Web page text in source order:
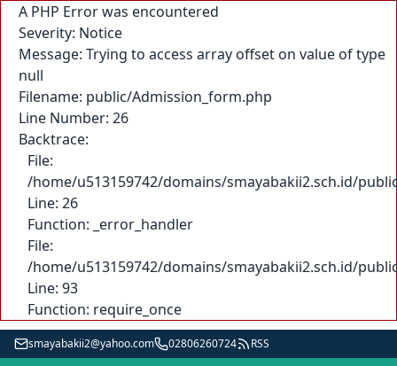
A PHP Error was encountered
Severity: Notice
Message: Trying to access array offset on value of type
null
Filename: public/Admission_form.php
Line Number: 26
Backtrace:
File:
/home/u513159742/domains/smayabakii2.sch.id/
Line: 26
Function: _error_handler
File:
/home/u513159742/domains/smayabakii2.sch.id/
Line: 93
Function: require_once
smayabakii2@yahoo.com 02806260724 RSS